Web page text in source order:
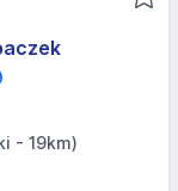
- 19km)